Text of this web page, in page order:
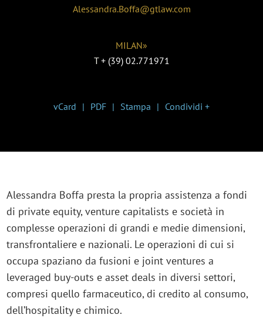
Alessandra.Boffa@gtlaw.com
MILAN»
T + (39) 02.771971
vCard PDF Stampa Condividi +
Alessandra Boffa presta la propria assistenza a fondi
di private equity, venture capitalists e società in
complesse operazioni di grandi e medie dimensioni,
transfrontaliere e nazionali. Le operazioni di cui si
occupa spaziano da fusioni e joint ventures a
leveraged buy-outs e asset deals in diversi settori,
compresi quello farmaceutico, di credito al consumo,
dell’hospitality e chimico.